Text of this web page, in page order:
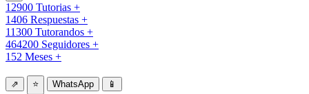
12900 Tutorias +
1406 Respuestas +
11300 Tutorandos +
464200 Seguidores +
152 Meses +
⇗ ⭐ WhatsApp 📱